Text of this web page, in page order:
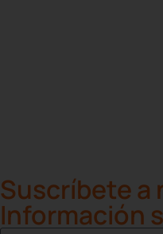
Suscríbete a
Información